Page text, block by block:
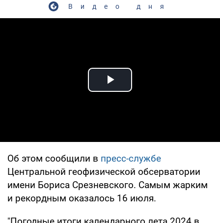
Видео дня
Play Video
Об этом сообщили в пресс-службе
Центральной геофизической обсерватории
имени Бориса Срезневского. Самым жарким
и рекордным оказалось 16 июля.